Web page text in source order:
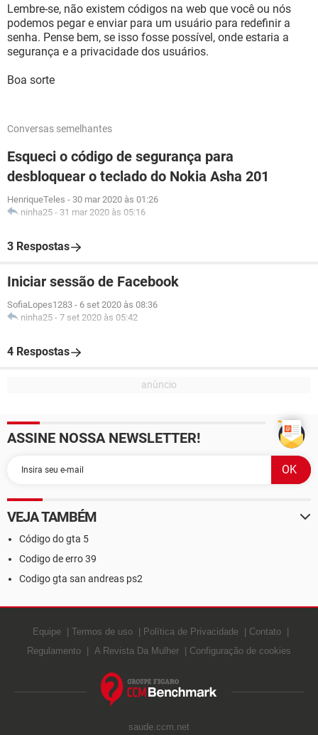
Lembre-se, não existem códigos na web que você ou nós
podemos pegar e enviar para um usuário para redefinir a
senha. Pense bem, se isso fosse possível, onde estaria a
segurança e a privacidade dos usuários.
Boa sorte
Conversas semelhantes
Esqueci o código de segurança para
desbloquear o teclado do Nokia Asha 201
HenriqueTeles - 30 mar 2020 às 01:26
ninha25 - 31 mar 2020 às 05:16
3 Respostas
Iniciar sessão de Facebook
SofiaLopes1283 - 6 set 2020 às 08:36
ninha25 - 7 set 2020 às 05:42
4 Respostas
ASSINE NOSSA NEWSLETTER!
VEJA TAMBÉM
Código do gta 5
Codigo de erro 39
Codigo gta san andreas ps2
Equipe Termos de uso Política de Privacidade
Contato
Regulamento
A Revista Da Mulher Configuração de cookies
saude.ccm.net